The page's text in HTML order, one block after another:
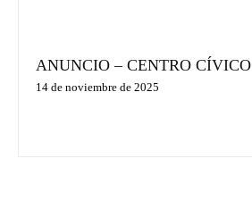
ANUNCIO – CENTRO CÍVICO
14 de noviembre de 2025